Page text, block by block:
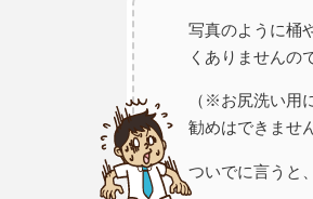
写真のように桶
くありませんの
（※お尻洗い用
勧めはできませ
ついでに言うと